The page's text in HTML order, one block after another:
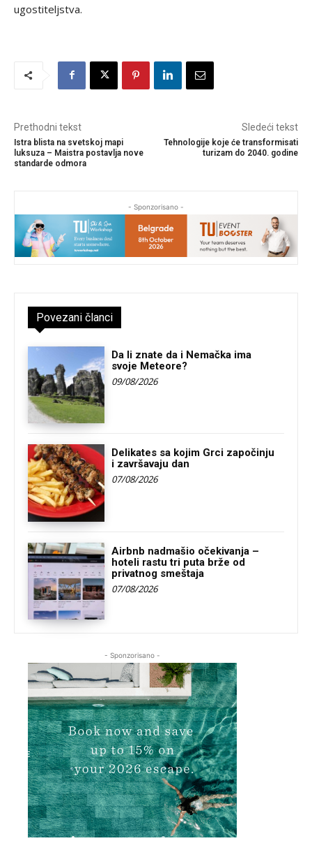
ugostiteljstva.
Prethodni tekst
Istra blista na svetskoj mapi
luksuza – Maistra postavlja nove
standarde odmora
Sledeći tekst
Tehnologije koje će transformisati
turizam do 2040. godine
- Sponzorisano -
Povezani članci
Da li znate da i Nemačka ima
svoje Meteore?
09/08/2026
Delikates sa kojim Grci započinju
i završavaju dan
07/08/2026
Airbnb nadmašio očekivanja –
hoteli rastu tri puta brže od
privatnog smeštaja
07/08/2026
- Sponzorisano -